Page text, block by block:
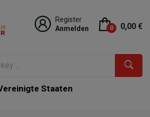
Register
Anmelden
0 0,00 €
Staaten